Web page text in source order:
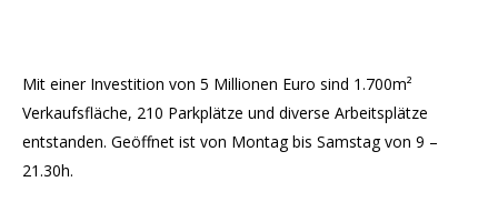
Mit einer Investition von 5 Millionen Euro sind 1.700m²
Verkaufsfläche, 210 Parkplätze und diverse Arbeitsplätze
entstanden. Geöffnet ist von Montag bis Samstag von 9 –
21.30h.